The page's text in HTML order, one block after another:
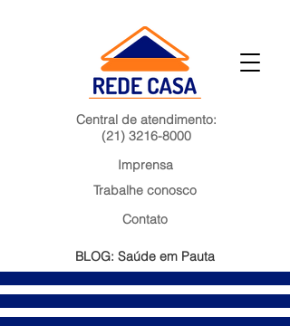
Central de atendimento:
(21) 3216-8000
Imprensa
Trabalhe conosco
Contato
BLOG: Saúde em Pauta